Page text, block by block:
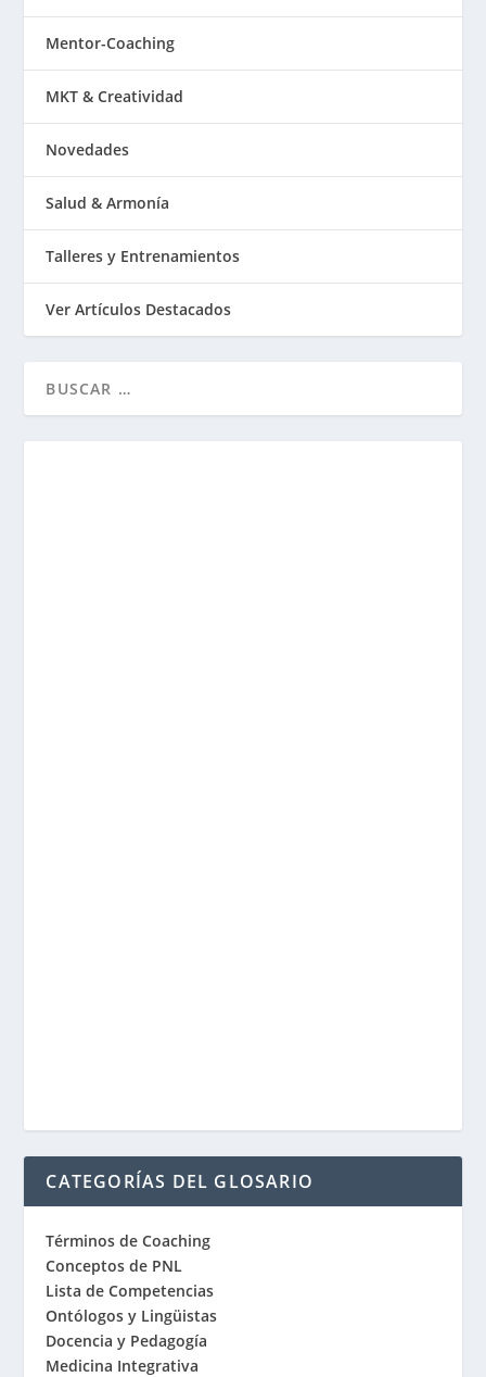
Mentor-Coaching
MKT & Creatividad
Novedades
Salud & Armonía
Talleres y Entrenamientos
Ver Artículos Destacados
CATEGORÍAS DEL GLOSARIO
Términos de Coaching
Conceptos de PNL
Lista de Competencias
Ontólogos y Lingüistas
Docencia y Pedagogía
Medicina Integrativa